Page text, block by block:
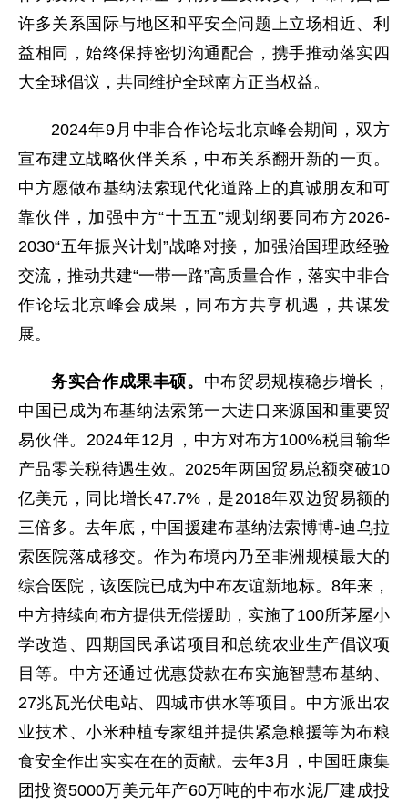
许多关系国际与地区和平安全问题上立场相近、利
益相同，始终保持密切沟通配合，携手推动落实四
大全球倡议，共同维护全球南方正当权益。
2024年9月中非合作论坛北京峰会期间，双方
宣布建立战略伙伴关系，中布关系翻开新的一页。
中方愿做布基纳法索现代化道路上的真诚朋友和可
靠伙伴，加强中方“十五五”规划纲要同布方2026-
2030“五年振兴计划”战略对接，加强治国理政经验
交流，推动共建“一带一路”高质量合作，落实中非合
作论坛北京峰会成果，同布方共享机遇，共谋发
展。
务实合作成果丰硕。 中布贸易规模稳步增长，
中国已成为布基纳法索第一大进口来源国和重要贸
易伙伴。2024年12月，中方对布方100%税目输华
产品零关税待遇生效。2025年两国贸易总额突破10
亿美元，同比增长47.7%，是2018年双边贸易额的
三倍多。去年底，中国援建布基纳法索博博-迪乌拉
索医院落成移交。作为布境内乃至非洲规模最大的
综合医院，该医院已成为中布友谊新地标。8年来，
中方持续向布方提供无偿援助，实施了100所茅屋小
学改造、四期国民承诺项目和总统农业生产倡议项
目等。中方还通过优惠贷款在布实施智慧布基纳、
27兆瓦光伏电站、四城市供水等项目。中方派出农
业技术、小米种植专家组并提供紧急粮援等为布粮
食安全作出实实在在的贡献。去年3月，中国旺康集
团投资5000万美元年产60万吨的中布水泥厂建成投